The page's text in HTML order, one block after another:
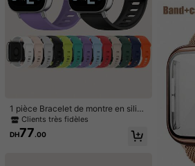
Thisisvery prettythankyou shein
م***د
s***m
1 pièce Bracelet de montre en silico
ne de couleur unie à boucle à rivet,
compatible avec Redmi Watch 5 Ac
tive
Clients très fidèles
DH77.00
e en
e pour